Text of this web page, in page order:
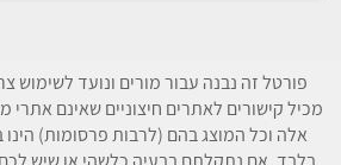
פורטל זה נבנה עבור מורים ונועד לשימוש
מכיל קישורים לאתרים חיצוניים שאינם אתרי
אלה וכל המוצג בהם (לרבות פרסומות)